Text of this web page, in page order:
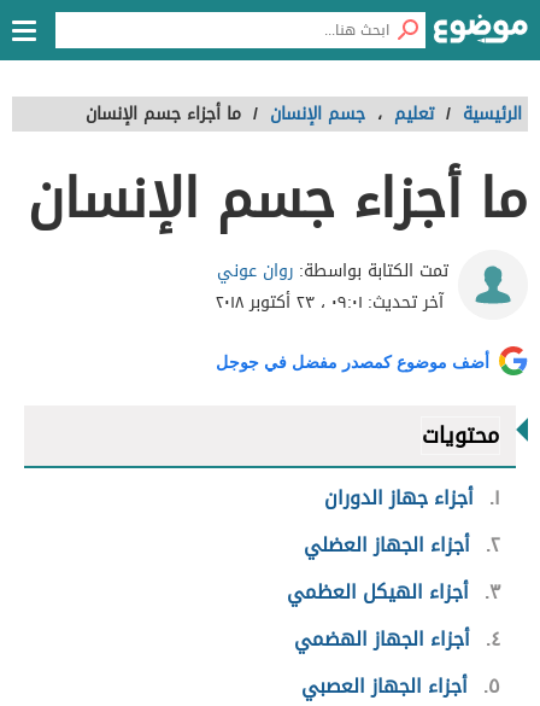
الرئيسية / تعليم ، جسم الإنسان / ما أجزاء جسم الإنسان
ما أجزاء جسم الإنسان
تمت الكتابة بواسطة: روان عوني
آخر تحديث: ٠٩:٠١ ، ٢٣ أكتوبر ٢٠١٨
أضف موضوع كمصدر مفضل في جوجل
محتويات
١ أجزاء جهاز الدوران
٢ أجزاء الجهاز العضلي
٣ أجزاء الهيكل العظمي
٤ أجزاء الجهاز الهضمي
٥ أجزاء الجهاز العصبي